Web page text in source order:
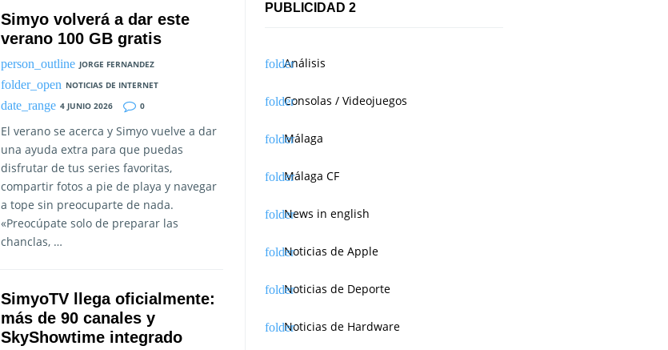
Simyo volverá a dar este
verano 100 GB gratis
JORGE FERNANDEZ
NOTICIAS DE INTERNET
4 JUNIO 2026
0
El verano se acerca y Simyo vuelve a dar
una ayuda extra para que puedas
disfrutar de tus series favoritas,
compartir fotos a pie de playa y navegar
a tope sin preocuparte de nada.
«Preocúpate solo de preparar las
chanclas, …
SimyoTV llega oficialmente:
más de 90 canales y
SkyShowtime integrado
PUBLICIDAD 2
Análisis
Consolas / Videojuegos
Málaga
Málaga CF
News in english
Noticias de Apple
Noticias de Deporte
Noticias de Hardware